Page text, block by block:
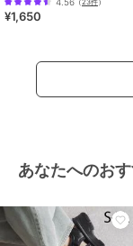
¥1,650
あなたへのお